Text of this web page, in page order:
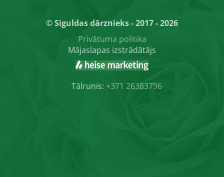
© Siguldas dārznieks - 2017 - 2026
Privātuma politika
Mājaslapas izstrādātājs
Tālrunis: +371 26383796